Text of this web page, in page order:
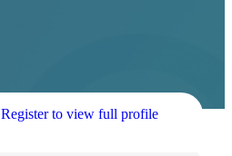
Register to view full profile